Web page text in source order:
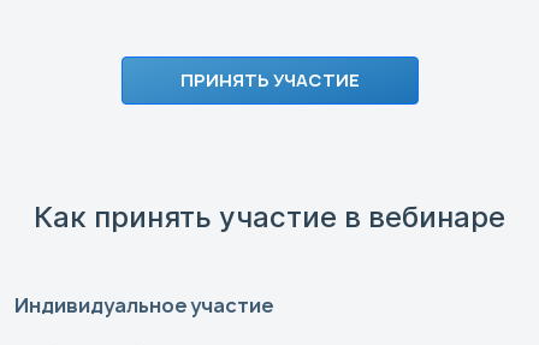
ПРИНЯТЬ УЧАСТИЕ
Как принять участие в вебинаре
Индивидуальное участие